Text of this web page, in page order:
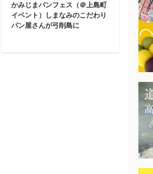
かみじまパンフェス（＠上島町
イベント）しまなみのこだわり
パン屋さんが弓削島に